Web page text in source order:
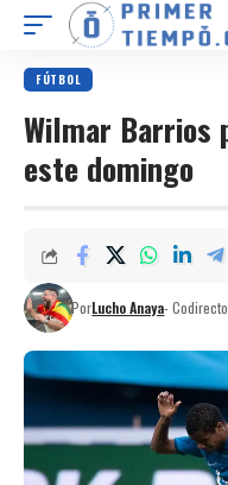
FÚTBOL
Wilmar Barrios
este domingo
PorLucho Anaya-